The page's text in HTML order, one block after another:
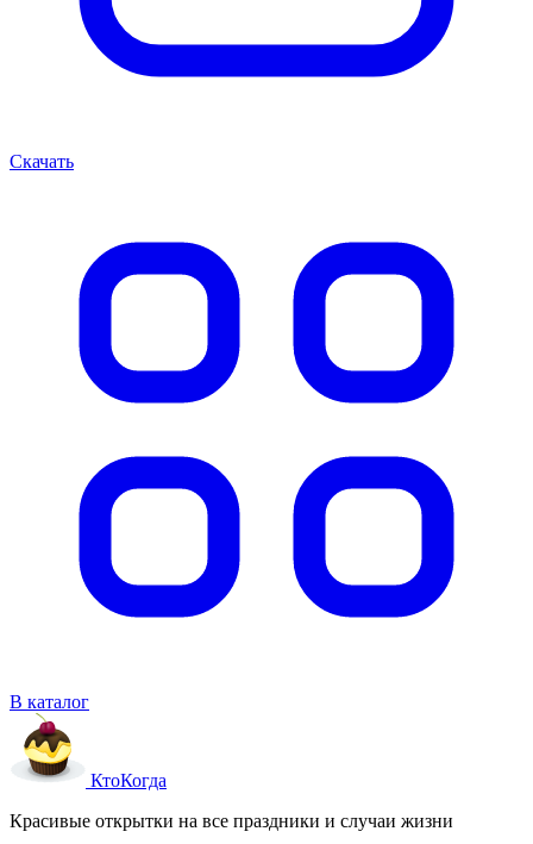
Скачать
В каталог
КтоКогда
Красивые открытки на все праздники и случаи жизни